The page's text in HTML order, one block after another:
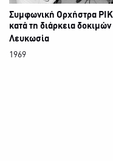
Συμφωνική Ορχήστρα ΡΙΚ
κατά τη διάρκεια δοκιμών
Λευκωσία
1969